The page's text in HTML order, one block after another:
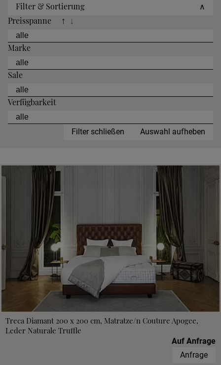
Filter & Sortierung
∧
Preisspanne
↑ ↓
Marke
Sale
Verfügbarkeit
Filter schließen Auswahl aufheben
Treca Diamant 200 x 200 cm, Matratze/n Couture Apogee,
Leder Naturale Truffle
Auf Anfrage
Anfrage